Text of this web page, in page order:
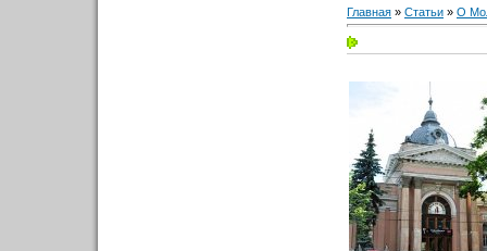
Главная » Статьи » О